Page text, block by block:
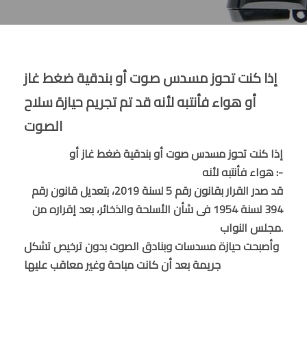
إذا كنت تحوز مسدس صوت أو بندقية ضغط غاز
أو هواء فأنتبه لأنه قد تم تجريم حيازة سلاح
الصوت
إذا كنت تحوز مسدس صوت أو بندقية ضغط غاز أو
هواء فأنتبه لأنه :-
قد صدر القرار بقانون رقم 5 لسنة 2019، بتعديل قانون رقم
394 لسنة 1954 فى شأن الأسلحة والذخائر، بعد إقراره من
مجلس النواب.
وأصبحت حيازة مسدسات وبنادق الصوت بدون ترخيص تشكل
جريمة بعد أن كانت مباحة وغير معاقب عليها